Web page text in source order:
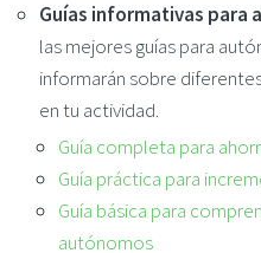
Guías informativas para
las mejores guías para
informarán sobre
en tu actividad.
Guía completa para
Guía práctica para
Guía básica para
autónomos